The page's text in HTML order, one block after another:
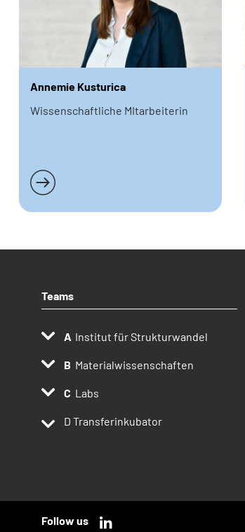
Annemie Kusturica
Wissenschaftliche MItarbeiterin
Weiterlesen
Teams
Institut für Strukturwandel
Materialwissenschaften
Labs
D Transferinkubator
Follow us